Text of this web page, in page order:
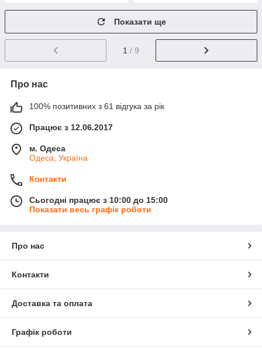
Показати ще
1 / 9
Про нас
100% позитивних з 61 відгука за рік
Працює з 12.06.2017
м. Одеса
Одеса, Україна
Контакти
Сьогодні працює з 10:00 до 15:00
Показати весь графік роботи
Про нас
Контакти
Доставка та оплата
Графік роботи